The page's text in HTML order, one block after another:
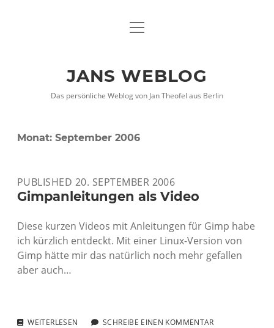
DATENSCHUTZHINWEISE
twitterfacebook
xing
Menü
JANS WEBLOG
Das persönliche Weblog von Jan Theofel aus Berlin
Monat: September 2006
PUBLISHED 20. SEPTEMBER 2006
Gimpanleitungen als Video
Diese kurzen Videos mit Anleitungen für Gimp habe
ich kürzlich entdeckt. Mit einer Linux-Version von
Gimp hätte mir das natürlich noch mehr gefallen
aber auch…
WEITERLESEN GIMPANLEITUNGEN
SCHREIBE EINEN KOMMENTAR